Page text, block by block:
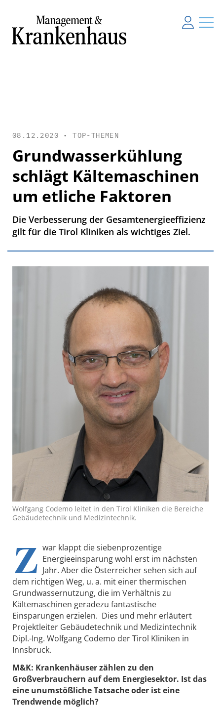
08.12.2020 •TOP-THEMEN
Grundwasserkühlung
schlägt Kältemaschinen
um etliche Faktoren
Die Verbesserung der Gesamtenergieeffizienz
gilt für die Tirol Kliniken als wichtiges Ziel.
Wolfgang Codemo leitet in den Tirol Kliniken die Bereiche
Gebäudetechnik und Medizintechnik.
Z war klappt die siebenprozentige
Energieeinsparung wohl erst im nächsten
Jahr. Aber die Österreicher sehen sich auf
dem richtigen Weg, u. a. mit einer thermischen
Grundwassernutzung, die im Verhältnis zu
Kältemaschinen geradezu fantastische
Einsparungen erzielen. Dies und mehr erläutert
Projektleiter Gebäudetechnik und Medizintechnik
Dipl.-Ing. Wolfgang Codemo der Tirol Kliniken in
Innsbruck.
M&K: Krankenhäuser zählen zu den
Großverbrauchern auf dem Energiesektor. Ist das
eine unumstößliche Tatsache oder ist eine
Trendwende möglich?